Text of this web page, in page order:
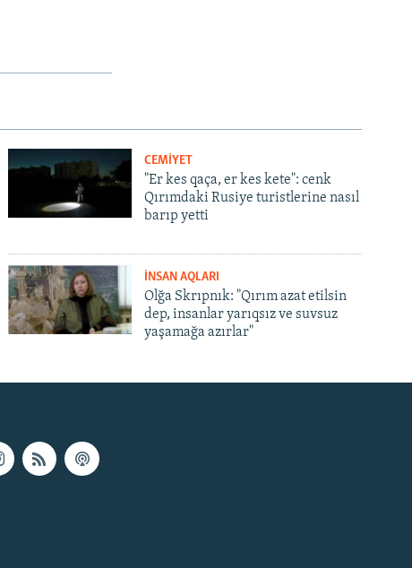
CEMİYET
"Er kes qaça, er kes kete": cenk
Qırımdaki Rusiye turistlerine nasıl
barıp yetti
İNSAN AQLARI
Olğa Skrıpnık: "Qırım azat etilsin
dep, insanlar yarıqsız ve suvsuz
yaşamağa azırlar"